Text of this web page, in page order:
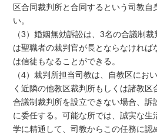
区合同裁判所と合同するという司教自
い。
（3）婚姻無効訴訟は、3名の合議制
は聖職者の裁判官が長とならなければ
は信徒もなることができる。
（4）裁判所担当司教は、自教区にお
く近隣の他教区裁判所もしくは諸教区
合議制裁判所を設立できない場合、訴
に委任する。可能な所では、誠実な生
学に精通して、司教からこの任務に認